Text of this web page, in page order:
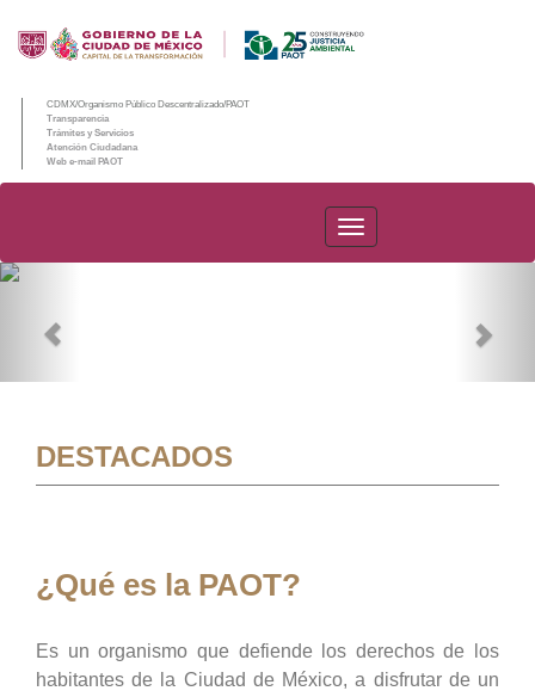
CDMX/Organismo Público Descentralizado/PAOT
Transparencia
Trámites y Servicios
Atención Ciudadana
Web e-mail PAOT
PAOT
DESTACADOS
¿Qué es la PAOT?
Es un organismo que defiende los derechos de los
habitantes de la Ciudad de México, a disfrutar de un